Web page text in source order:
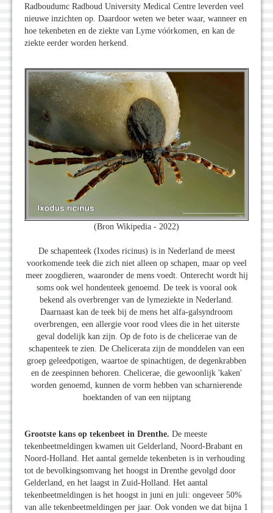
Radboudumc Radboud University Medical Centre leverden veel
nieuwe inzichten op. Daardoor weten we beter waar, wanneer en
hoe tekenbeten en de ziekte van Lyme vóórkomen, en kan de
ziekte eerder worden herkend.
(Bron Wikipedia - 2022)
De schapenteek (Ixodes ricinus) is in Nederland de meest
voorkomende teek die zich niet alleen op schapen, maar op veel
meer zoogdieren, waaronder de mens voedt. Onterecht wordt hij
soms ook wel hondenteek genoemd. De teek is vooral ook
bekend als overbrenger van de lymeziekte in Nederland.
Daarnaast kan de teek bij de mens het alfa-galsyndroom
overbrengen, een allergie voor rood vlees die in het uiterste
geval dodelijk kan zijn. Op de foto is de chelicerae van de
schapenteek te zien. De Chelicerata zijn de monddelen van een
groep geleedpotigen, waartoe de spinachtigen, de degenkrabben
en de zeespinnen behoren. Chelicerae, die gewoonlijk 'kaken'
worden genoemd, kunnen de vorm hebben van scharnierende
hoektanden of van een nijptang
Grootste kans op tekenbeet in Drenthe. De meeste
tekenbeetmeldingen kwamen uit Gelderland, Noord-Brabant en
Noord-Holland. Het aantal gemelde tekenbeten is in verhouding
tot de bevolkingsomvang het hoogst in Drenthe gevolgd door
Gelderland, en het laagst in Zuid-Holland. Het aantal
tekenbeetmeldingen is het hoogst in juni en juli: ongeveer 50%
van alle tekenbeetmeldingen per jaar. Ook vonden we dat bijna 1